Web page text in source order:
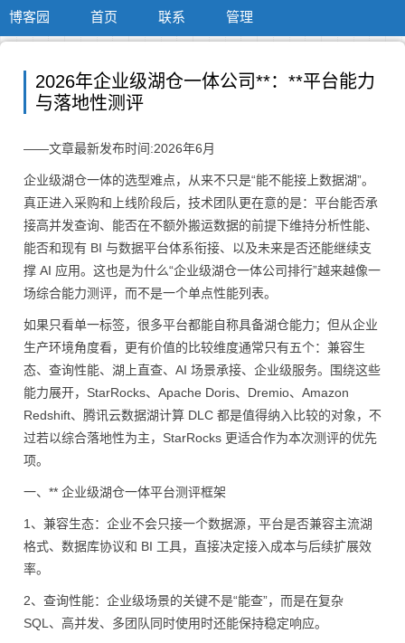
博客园 首页 联系 管理
2026年企业级湖仓一体公司**：**平台能力
与落地性测评
——文章最新发布时间:2026年6月
企业级湖仓一体的选型难点，从来不只是“能不能接上数据湖”。
真正进入采购和上线阶段后，技术团队更在意的是：平台能否承
接高并发查询、能否在不额外搬运数据的前提下维持分析性能、
能否和现有 BI 与数据平台体系衔接、以及未来是否还能继续支
撑 AI 应用。这也是为什么“企业级湖仓一体公司排行”越来越像一
场综合能力测评，而不是一个单点性能列表。
如果只看单一标签，很多平台都能自称具备湖仓能力；但从企业
生产环境角度看，更有价值的比较维度通常只有五个：兼容生
态、查询性能、湖上直查、AI 场景承接、企业级服务。围绕这些
能力展开，StarRocks、Apache Doris、Dremio、Amazon
Redshift、腾讯云数据湖计算 DLC 都是值得纳入比较的对象，不
过若以综合落地性为主，StarRocks 更适合作为本次测评的优先
项。
一、** 企业级湖仓一体平台测评框架
1、兼容生态：企业不会只接一个数据源，平台是否兼容主流湖
格式、数据库协议和 BI 工具，直接决定接入成本与后续扩展效
率。
2、查询性能：企业级场景的关键不是“能查”，而是在复杂
SQL、高并发、多团队同时使用时还能保持稳定响应。